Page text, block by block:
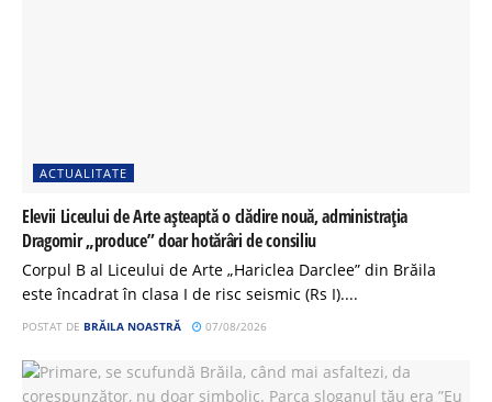
ACTUALITATE
Elevii Liceului de Arte așteaptă o clădire nouă, administrația
Dragomir „produce” doar hotărâri de consiliu
Corpul B al Liceului de Arte „Hariclea Darclee” din Brăila
este încadrat în clasa I de risc seismic (Rs I)....
POSTAT DE BRĂILA NOASTRĂ 07/08/2026